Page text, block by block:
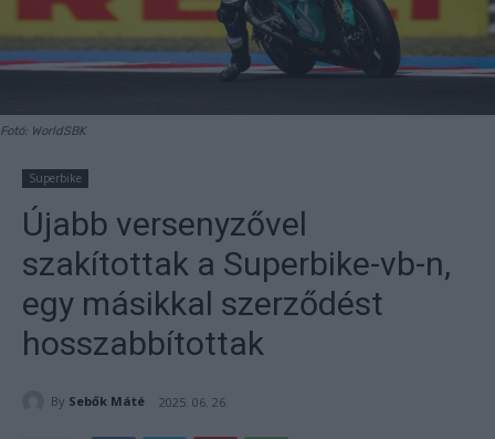
Fotó: WorldSBK
Superbike
Újabb versenyzővel
szakítottak a Superbike-vb-n,
egy másikkal szerződést
hosszabbítottak
By Sebők Máté 2025. 06. 26.